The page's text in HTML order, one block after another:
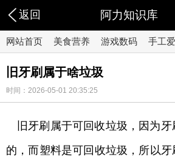
返回 阿力知识库
网站首页 美食营养 游戏数码 手工
旧牙刷属于啥垃圾
时间：2026-05-01 20:35:25
旧牙刷属于可回收垃圾，因为
的，而塑料是可回收垃圾，所以牙